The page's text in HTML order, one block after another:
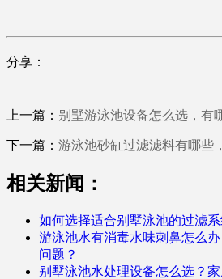
分享：
上一篇： 别墅游泳池设备怎么选，有
下一篇： 游泳池砂缸过滤滤料有哪些
相关新闻：
如何选择适合别墅泳池的过滤
游泳池水有消毒水味刺鼻怎么
问题？
别墅泳池水处理设备怎么选？